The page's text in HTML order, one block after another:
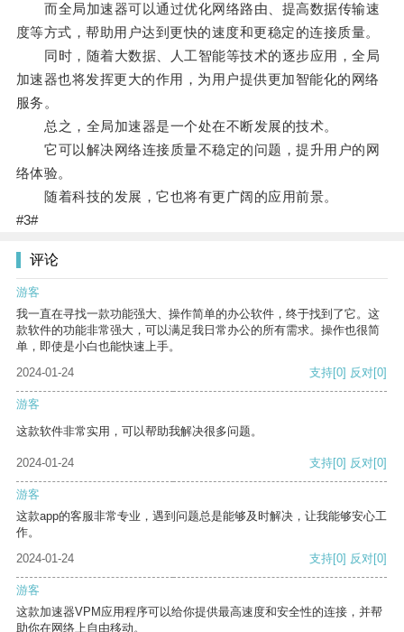
而全局加速器可以通过优化网络路由、提高数据传输速
度等方式，帮助用户达到更快的速度和更稳定的连接质量。
同时，随着大数据、人工智能等技术的逐步应用，全局
加速器也将发挥更大的作用，为用户提供更加智能化的网络
服务。
总之，全局加速器是一个处在不断发展的技术。
它可以解决网络连接质量不稳定的问题，提升用户的网
络体验。
随着科技的发展，它也将有更广阔的应用前景。
#3#
评论
游客
我一直在寻找一款功能强大、操作简单的办公软件，终于找到了它。这
款软件的功能非常强大，可以满足我日常办公的所有需求。操作也很简
单，即使是小白也能快速上手。
2024-01-24
支持[0] 反对[0]
游客
这款软件非常实用，可以帮助我解决很多问题。
2024-01-24 支持[0] 反对[0]
游客
这款app的客服非常专业，遇到问题总是能够及时解决，让我能够安心工
作。
2024-01-24
支持[0] 反对[0]
游客
这款加速器VPM应用程序可以给你提供最高速度和安全性的连接，并帮
助你在网络上自由移动。